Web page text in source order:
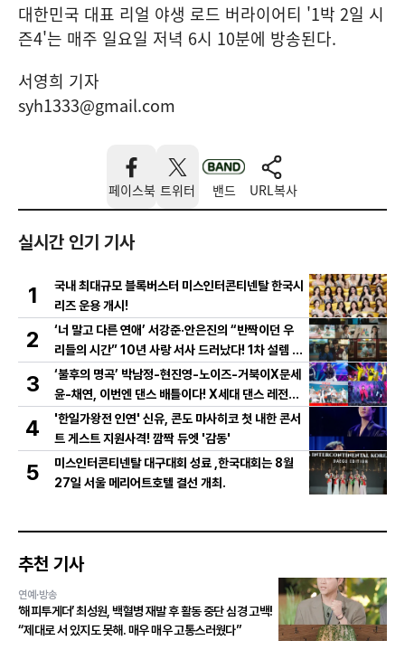
대한민국 대표 리얼 야생 로드 버라이어티 '1박 2일 시
즌4'는 매주 일요일 저녁 6시 10분에 방송된다.
서영희 기자
syh1333@gmail.com
페이스북 트위터 밴드 URL복사
실시간 인기 기사
1
국내 최대규모 블록버스터 미스인터콘티넨탈 한국시
리즈 운용 개시!
2
‘너 말고 다른 연애’ 서강준·안은진의 “반짝이던 우
리들의 시간” 10년 사랑 서사 드러났다! 1차 설렘 티
저 영상 공개!
3
‘불후의 명곡’ 박남정-현진영-노이즈-거북이X문세
윤-채연, 이번엔 댄스 배틀이다! X세대 댄스 레전드
총출동! 댄스 본능 깨운다!
4
'한일가왕전 인연' 신유, 콘도 마사히코 첫 내한 콘서
트 게스트 지원사격! 깜짝 듀엣 '감동'
5
미스인터콘티넨탈 대구대회 성료 ,한국대회는 8월
27일 서울 메리어트호텔 결선 개최.
추천 기사
연예·방송
‘해피투게더’ 최성원, 백혈병 재발 후 활동 중단 심경 고백!
“제대로 서 있지도 못해. 매우 매우 고통스러웠다”